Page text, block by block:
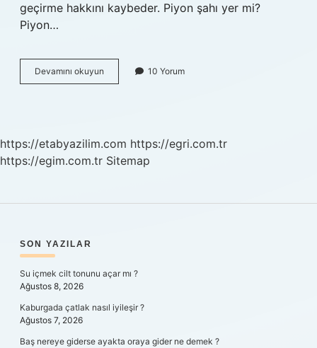
geçirme hakkını kaybeder. Piyon şahı yer mi?
Piyon…
Devamını okuyun
Mat
10 Yorum
https://etabyazilim.com https://egri.com.tr
https://egim.com.tr Sitemap
SIDEBAR
SON YAZILAR
Su içmek cilt tonunu açar mı ?
Ağustos 8, 2026
Kaburgada çatlak nasıl iyileşir ?
Ağustos 7, 2026
Baş nereye giderse ayakta oraya gider ne demek ?